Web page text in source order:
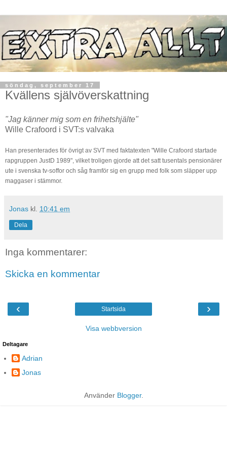
söndag, september 17
Kvällens självöverskattning
"Jag känner mig som en frihetshjälte"
Wille Crafoord i SVT:s valvaka
Han presenterades för övrigt av SVT med faktatexten "Wille Crafoord startade
rapgruppen JustD 1989", vilket troligen gjorde att det satt tusentals pensionärer
ute i svenska tv-soffor och såg framför sig en grupp med folk som släpper upp
maggaser i stämmor.
Jonas kl. 10:41 em
Dela
Inga kommentarer:
Skicka en kommentar
‹ ›
Startsida
Visa webbversion
Deltagare
Adrian
Jonas
Använder Blogger.